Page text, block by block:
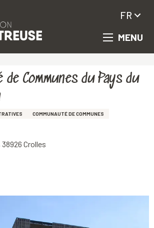
MENU
FR
de Communes du Pays du
COMMUNAUTÉ DE COMMUNES
Crolles
aux favoris